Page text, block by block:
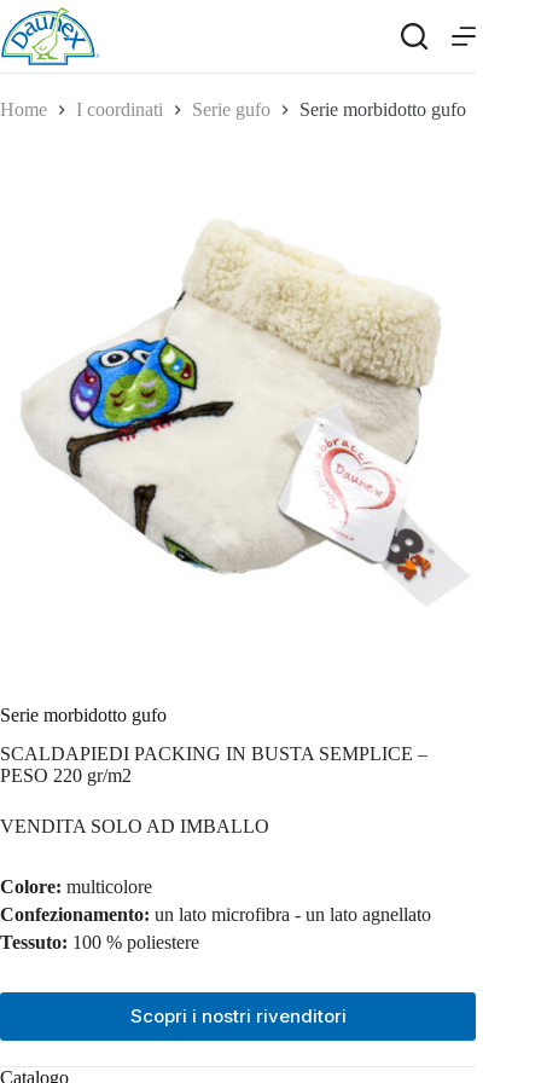
Salta
al
contenuto
Home I coordinati Serie gufo Serie morbidotto gufo
Serie morbidotto gufo
SCALDAPIEDI PACKING IN BUSTA SEMPLICE –
PESO 220 gr/m2
VENDITA SOLO AD IMBALLO
Colore: multicolore
Confezionamento: un lato microfibra - un lato agnellato
Tessuto: 100 % poliestere
Scopri i nostri rivenditori
Catalogo